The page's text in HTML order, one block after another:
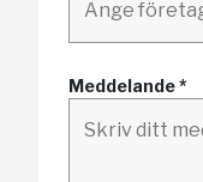
Meddelande *